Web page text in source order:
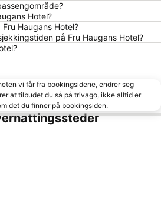
Hotel?
Haugans Hotel?
på Fru Haugans Hotel?
vi får fra bookingsidene, endrer seg
at tilbudet du så på trivago, ikke alltid er
det du finner på bookingsiden.